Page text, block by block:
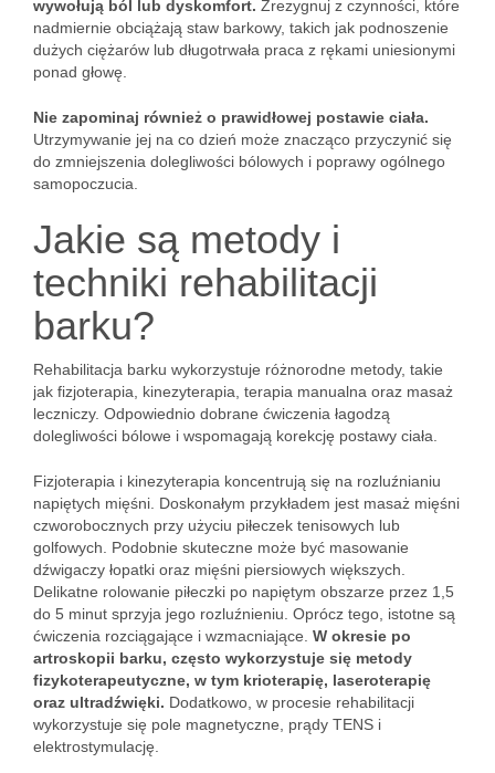
wywołują ból lub dyskomfort. Zrezygnuj z czynności, które
nadmiernie obciążają staw barkowy, takich jak podnoszenie
dużych ciężarów lub długotrwała praca z rękami uniesionymi
ponad głowę.
Nie zapominaj również o prawidłowej postawie ciała.
Utrzymywanie jej na co dzień może znacząco przyczynić się
do zmniejszenia dolegliwości bólowych i poprawy ogólnego
samopoczucia.
Jakie są metody i
techniki rehabilitacji
barku?
Rehabilitacja barku wykorzystuje różnorodne metody, takie
jak fizjoterapia, kinezyterapia, terapia manualna oraz masaż
leczniczy. Odpowiednio dobrane ćwiczenia łagodzą
dolegliwości bólowe i wspomagają korekcję postawy ciała.
Fizjoterapia i kinezyterapia koncentrują się na rozluźnianiu
napiętych mięśni. Doskonałym przykładem jest masaż mięśni
czworobocznych przy użyciu piłeczek tenisowych lub
golfowych. Podobnie skuteczne może być masowanie
dźwigaczy łopatki oraz mięśni piersiowych większych.
Delikatne rolowanie piłeczki po napiętym obszarze przez 1,5
do 5 minut sprzyja jego rozluźnieniu. Oprócz tego, istotne są
ćwiczenia rozciągające i wzmacniające. W okresie po
artroskopii barku, często wykorzystuje się metody
fizykoterapeutyczne, w tym krioterapię, laseroterapię
oraz ultradźwięki. Dodatkowo, w procesie rehabilitacji
wykorzystuje się pole magnetyczne, prądy TENS i
elektrostymulację.